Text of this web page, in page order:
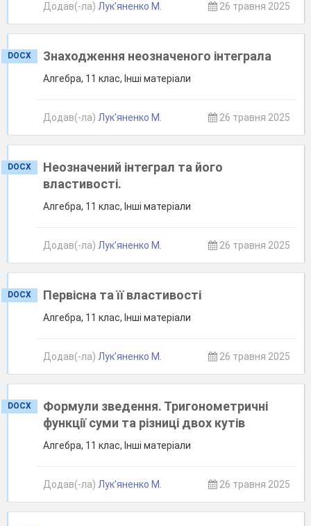
Додав(-ла) Лук'яненко М. 26 травня 2025
DOCX Знаходження неозначеного інтеграла
Алгебра, 11 клас, Інші матеріали
Додав(-ла) Лук'яненко М. 26 травня 2025
DOCX
Неозначений інтеграл та його
властивості.
Алгебра, 11 клас, Інші матеріали
Додав(-ла) Лук'яненко М. 26 травня 2025
DOCX Первісна та її властивості
Алгебра, 11 клас, Інші матеріали
Додав(-ла) Лук'яненко М. 26 травня 2025
DOCX
Формули зведення. Тригонометричні
функції суми та різниці двох кутів
Алгебра, 11 клас, Інші матеріали
Додав(-ла) Лук'яненко М. 26 травня 2025